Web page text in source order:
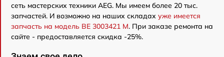
сеть мастерских техники AEG. Мы имеем более 20 тыс.
запчастей. И возможно на наших складах уже имеется
запчасть на модель BE 3003421 M. При заказе ремонта на
сайте - предоставляется скидка -25%.